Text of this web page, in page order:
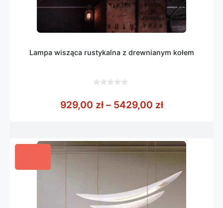
Lampa wisząca rustykalna z drewnianym kołem
5
929,00 zł – 5429,00 złZakres cen: